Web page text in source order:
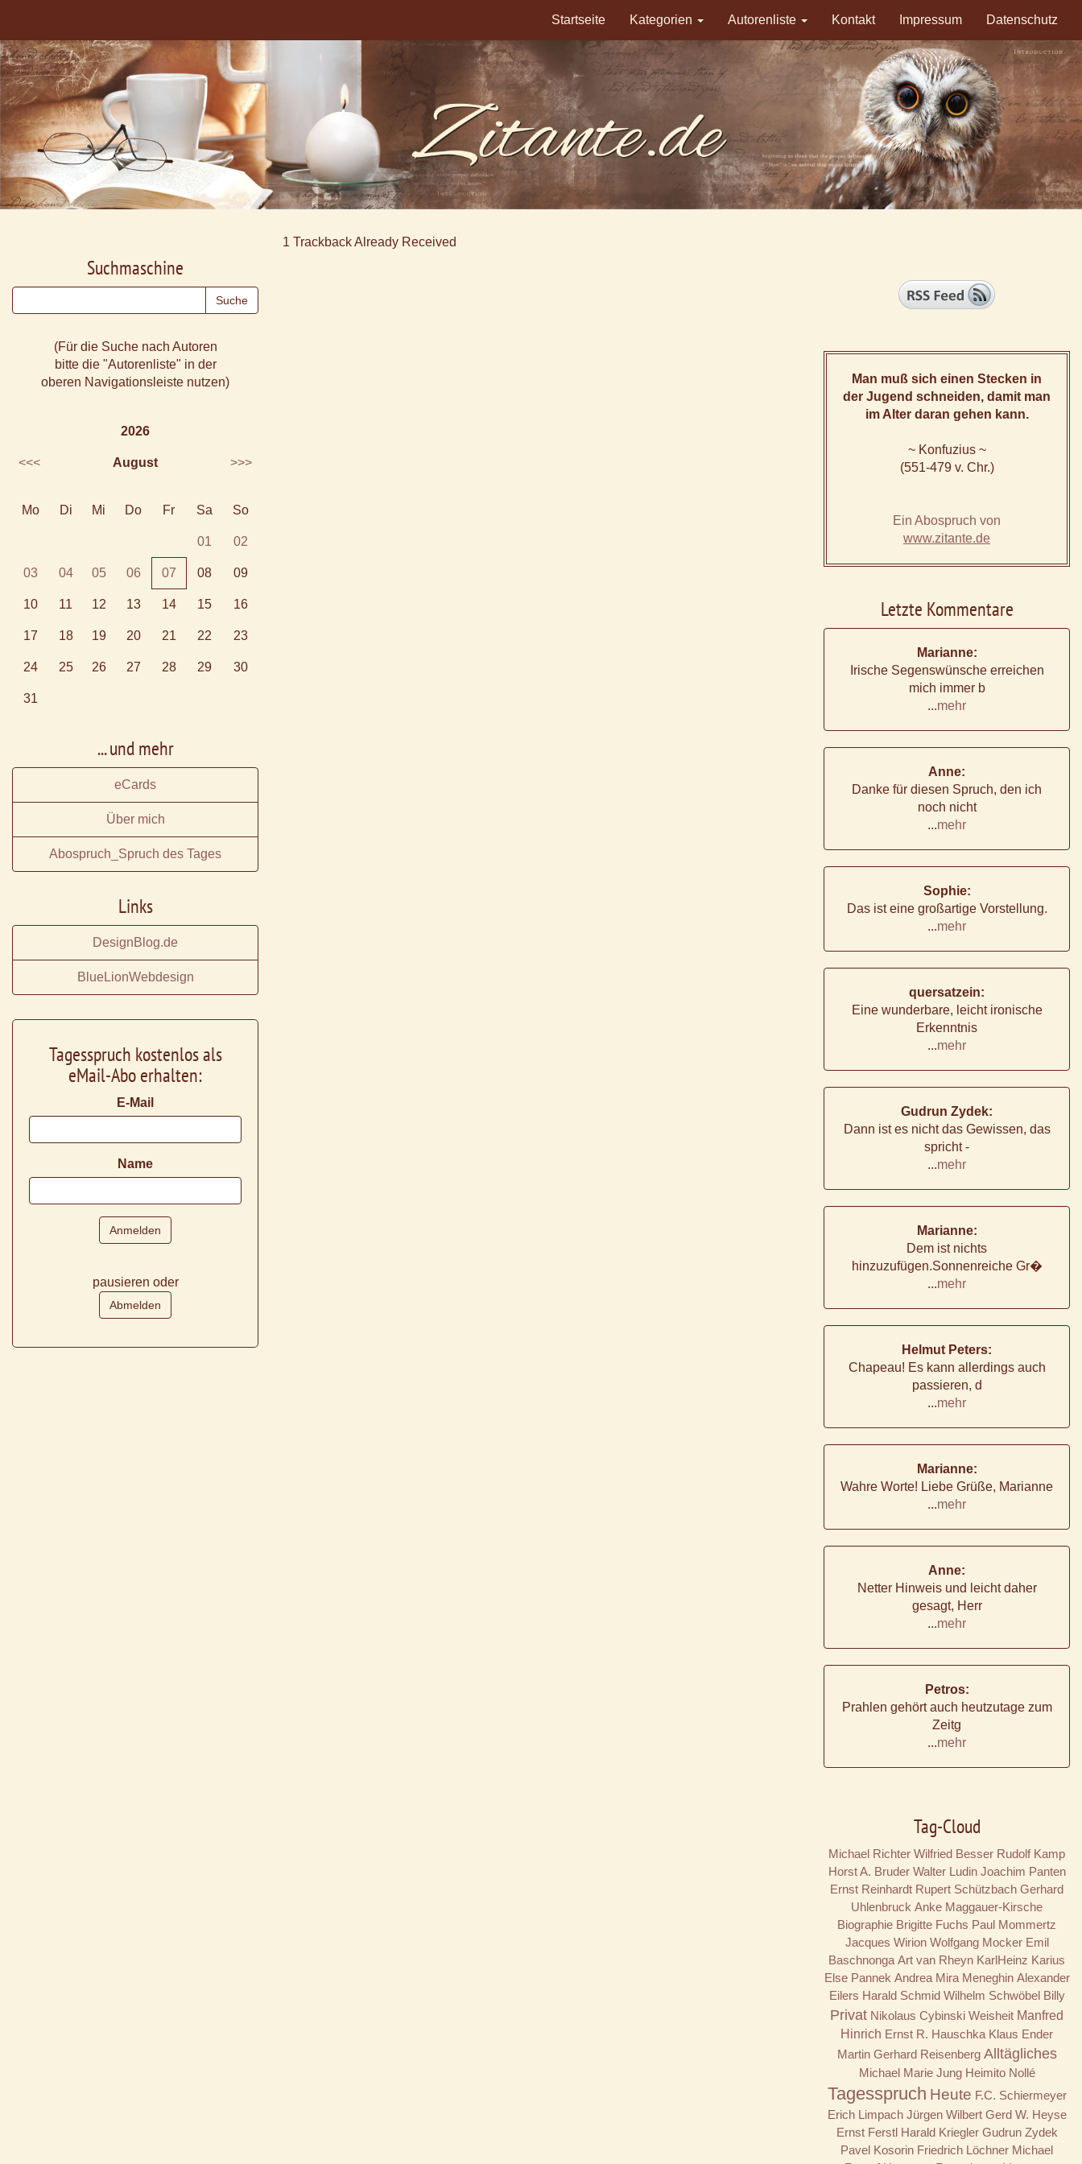
Startseite Kategorien Autorenliste Kontakt Impressum Datenschutz
1 Trackback Already Received
Suchmaschine
(Für die Suche nach Autoren
bitte die "Autorenliste" in der
oberen Navigationsleiste nutzen)
2026
<<< August >>>
Mo Di Mi Do Fr Sa So
01 02
03 04 05 06 07 08 09
10 11 12 13 14 15 16
17 18 19 20 21 22 23
24 25 26 27 28 29 30
31
... und mehr
eCards
Über mich
Abospruch_Spruch des Tages
Links
DesignBlog.de
BlueLionWebdesign
Tagesspruch kostenlos als
eMail-Abo erhalten:
E-Mail
Name
pausieren oder
Man muß sich einen Stecken in
der Jugend schneiden, damit man
im Alter daran gehen kann.
~ Konfuzius ~
(551-479 v. Chr.)
Ein Abospruch von
www.zitante.de
Letzte Kommentare
Marianne:
Irische Segenswünsche erreichen
mich immer b
...mehr
Anne:
Danke für diesen Spruch, den ich
noch nicht
...mehr
Sophie:
Das ist eine großartige Vorstellung.
...mehr
quersatzein:
Eine wunderbare, leicht ironische
Erkenntnis
...mehr
Gudrun Zydek:
Dann ist es nicht das Gewissen, das
spricht -
...mehr
Marianne:
Dem ist nichts
hinzuzufügen.Sonnenreiche Gr�
...mehr
Helmut Peters:
Chapeau! Es kann allerdings auch
passieren, d
...mehr
Marianne:
Wahre Worte! Liebe Grüße, Marianne
...mehr
Anne:
Netter Hinweis und leicht daher
gesagt, Herr
...mehr
Petros:
Prahlen gehört auch heutzutage zum
Zeitg
...mehr
Tag-Cloud
Michael Richter Wilfried Besser Rudolf Kamp
Horst A. Bruder Walter Ludin Joachim Panten
Ernst Reinhardt Rupert Schützbach Gerhard
Uhlenbruck Anke Maggauer-Kirsche
Biographie Brigitte Fuchs Paul Mommertz
Jacques Wirion Wolfgang Mocker Emil
Baschnonga Art van Rheyn KarlHeinz Karius
Else Pannek Andrea Mira Meneghin Alexander
Eilers Harald Schmid Wilhelm Schwöbel Billy
Privat Nikolaus Cybinski Weisheit Manfred
Hinrich Ernst R. Hauschka Klaus Ender
Martin Gerhard Reisenberg Alltägliches
Michael Marie Jung Heimito Nollé
Tagesspruch Heute F.C. Schiermeyer
Erich Limpach Jürgen Wilbert Gerd W. Heyse
Ernst Ferstl Harald Kriegler Gudrun Zydek
Pavel Kosorin Friedrich Löchner Michael